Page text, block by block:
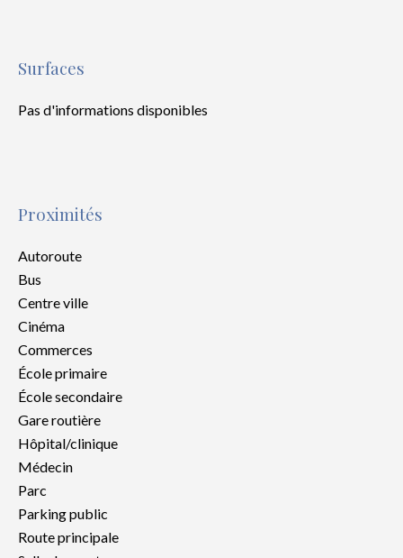
Surfaces
Pas d'informations disponibles
Proximités
Autoroute
Bus
Centre ville
Cinéma
Commerces
École primaire
École secondaire
Gare routière
Hôpital/clinique
Médecin
Parc
Parking public
Route principale